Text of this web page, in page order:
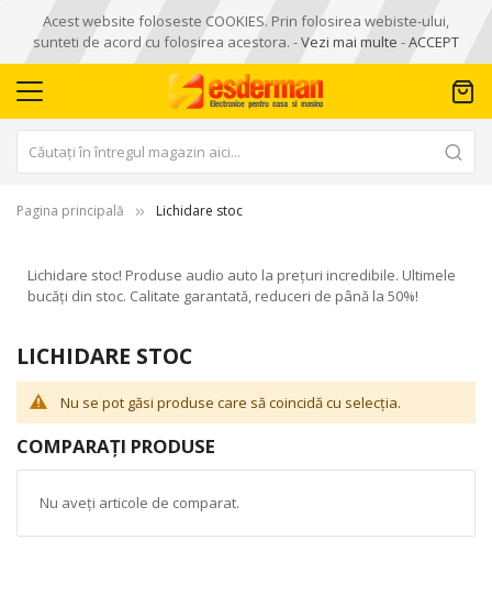
Acest website foloseste COOKIES. Prin folosirea webiste-ului,
sunteti de acord cu folosirea acestora. -Vezi mai multe -ACCEPT
Pagina principală Lichidare stoc
Lichidare stoc! Produse audio auto la prețuri incredibile. Ultimele
bucăți din stoc. Calitate garantată, reduceri de până la 50%!
LICHIDARE STOC
Nu se pot găsi produse care să coincidă cu selecția.
COMPARAȚI PRODUSE
Nu aveți articole de comparat.